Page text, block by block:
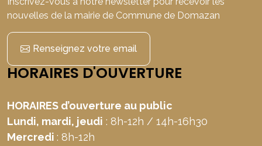
nouvelles de la mairie de Commune de Domazan
Renseignez votre email
HORAIRES D'OUVERTURE
HORAIRES d’ouverture au public
Lundi, mardi, jeudi : 8h-12h / 14h-16h30
Mercredi : 8h-12h